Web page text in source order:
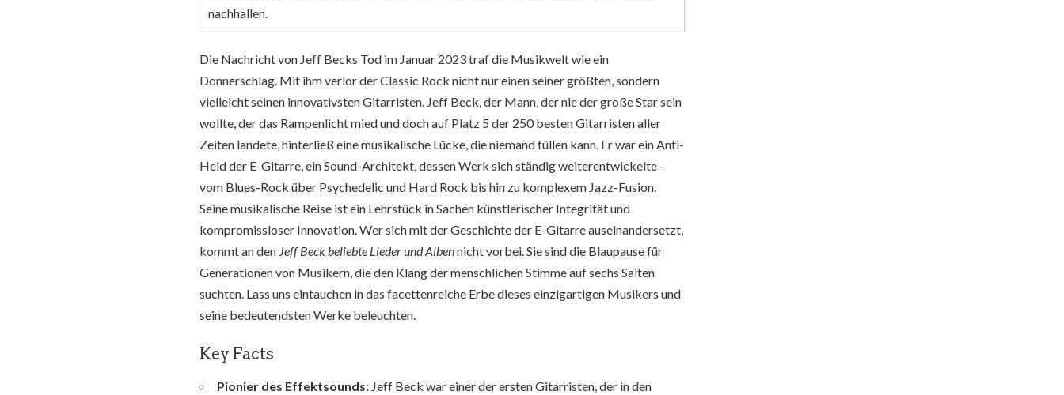
nachhallen.
Die Nachricht von Jeff Becks Tod im Januar 2023 traf die Musikwelt wie ein
Donnerschlag. Mit ihm verlor der Classic Rock nicht nur einen seiner größten, sondern
vielleicht seinen innovativsten Gitarristen. Jeff Beck, der Mann, der nie der große Star sein
wollte, der das Rampenlicht mied und doch auf Platz 5 der 250 besten Gitarristen aller
Zeiten landete, hinterließ eine musikalische Lücke, die niemand füllen kann. Er war ein Anti-
Held der E-Gitarre, ein Sound-Architekt, dessen Werk sich ständig weiterentwickelte –
vom Blues-Rock über Psychedelic und Hard Rock bis hin zu komplexem Jazz-Fusion.
Seine musikalische Reise ist ein Lehrstück in Sachen künstlerischer Integrität und
kompromissloser Innovation. Wer sich mit der Geschichte der E-Gitarre auseinandersetzt,
kommt an den Jeff Beck beliebte Lieder und Albennicht vorbei. Sie sind die Blaupause für
Generationen von Musikern, die den Klang der menschlichen Stimme auf sechs Saiten
suchten. Lass uns eintauchen in das facettenreiche Erbe dieses einzigartigen Musikers und
seine bedeutendsten Werke beleuchten.
Key Facts
Pionier des Effektsounds: Jeff Beck war einer der ersten Gitarristen, der in den